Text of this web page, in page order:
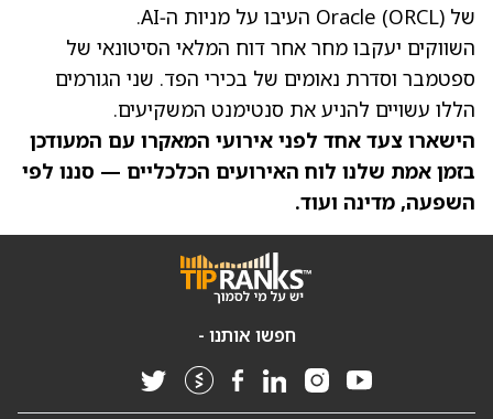
של Oracle (ORCL)
העיבו על מניות ה‑AI.
השווקים יעקבו מחר אחר דוח המלאי הסיטונאי של
ספטמבר וסדרת נאומים של בכירי הפד. שני הגורמים
הללו עשויים להניע את סנטימנט המשקיעים.
הישארו צעד אחד לפני אירועי המאקרו עם המעודכן
בזמן אמת שלנו לוח האירועים הכלכליים — סננו לפי
השפעה, מדינה ועוד.
חפשו אותנו -